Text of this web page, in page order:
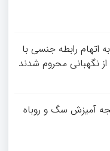
اتهام رابطه جنسی با
نگهبانی محروم شدند
آمیزش سگ و روباه